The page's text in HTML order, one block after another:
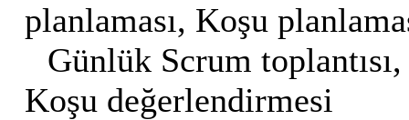
planlaması, Koşu
Günlük Scrum toplantısı,
Koşu değerlendirmesi